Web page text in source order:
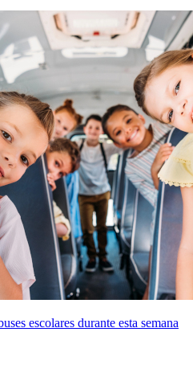
escolares durante esta semana